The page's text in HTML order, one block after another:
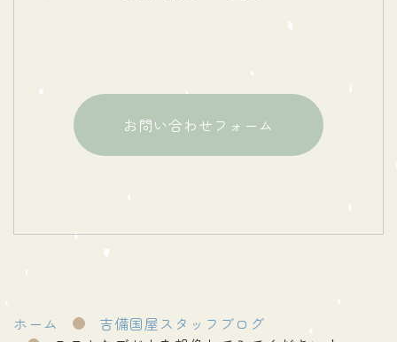
お問い合わせフォーム
ホーム
吉備国屋スタッフブログ